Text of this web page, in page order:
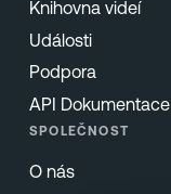
Knihovna videí
Události
Podpora
API Dokumentace
SPOLEČNOST
O nás